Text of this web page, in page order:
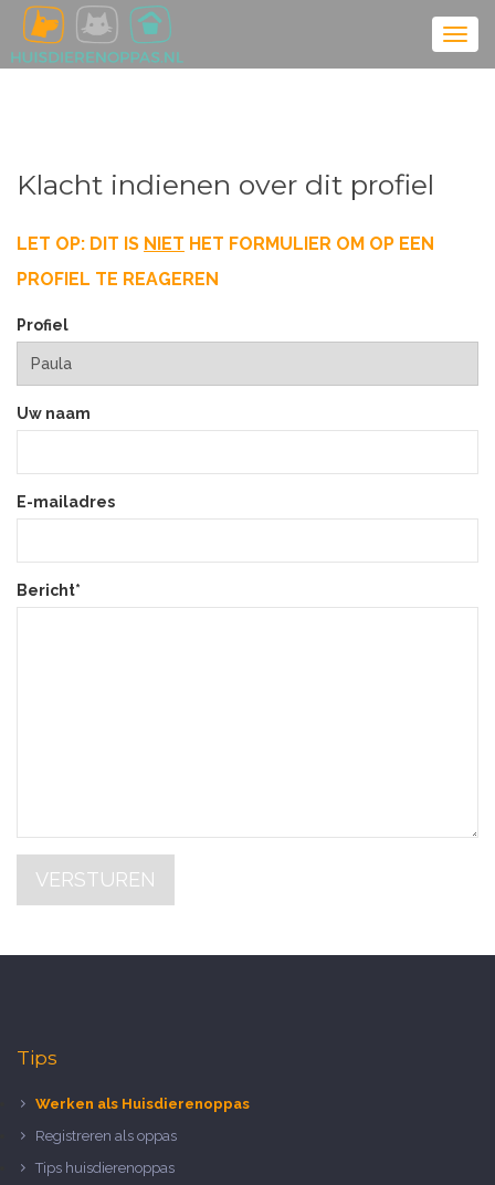
Klacht indienen over dit profiel
LET OP: DIT IS NIET HET FORMULIER OM OP EEN
PROFIEL TE REAGEREN
Profiel
Uw naam
E-mailadres
Bericht*
VERSTUREN
Tips
Werken als Huisdierenoppas
Registreren als oppas
Tips huisdierenoppas